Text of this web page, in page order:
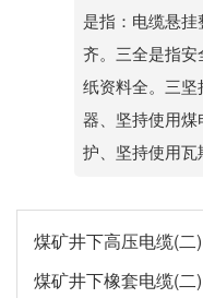
是指：电缆悬
齐。三全是指
纸资料全。三
器、坚持使用
护、坚持使用瓦
煤矿井下高压电缆(二)
煤矿井下橡套电缆(二)